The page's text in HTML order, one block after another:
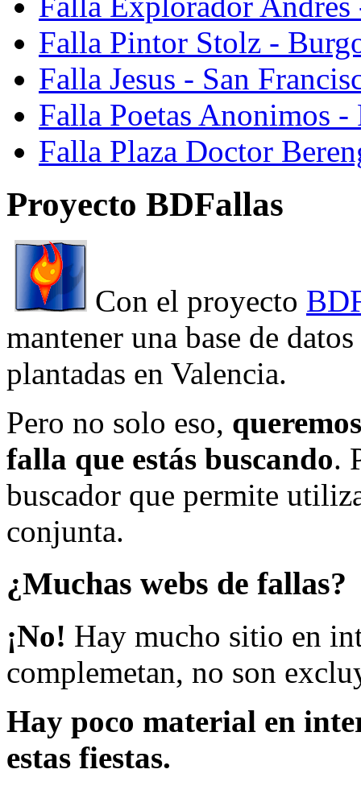
Falla Pintor Stolz -
Falla Jesus - San
Falla Poetas Anonimos
Falla Plaza Doctor
Proyecto BDFallas
Con el proyecto
mantener una base de
plantadas en Valencia.
Pero no solo eso,
falla que estás buscando.
buscador que permite
conjunta.
¿Muchas webs de fallas?
¡No! Hay mucho sitio en
complemetan, no son
Hay poco material en
estas fiestas.